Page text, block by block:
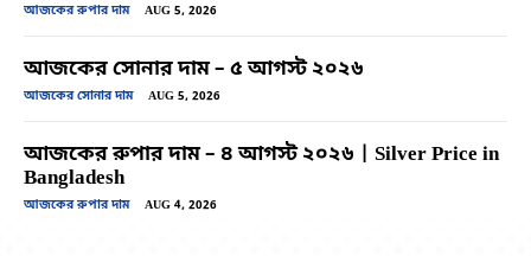
আজকের রুপার দাম AUG 5, 2026
আজকের সোনার দাম – ৫ আগস্ট ২০২৬
আজকের সোনার দাম AUG 5, 2026
আজকের রুপার দাম – ৪ আগস্ট ২০২৬ | Silver Price in
Bangladesh
আজকের রুপার দাম AUG 4, 2026